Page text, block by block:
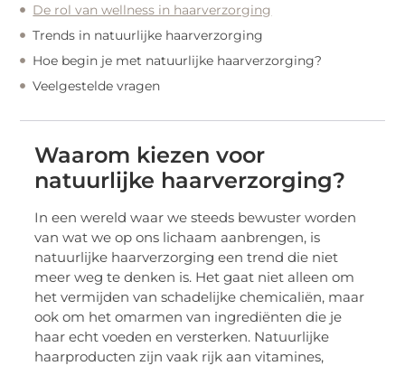
De rol van wellness in haarverzorging
Trends in natuurlijke haarverzorging
Hoe begin je met natuurlijke haarverzorging?
Veelgestelde vragen
Waarom kiezen voor
natuurlijke haarverzorging?
In een wereld waar we steeds bewuster worden
van wat we op ons lichaam aanbrengen, is
natuurlijke haarverzorging een trend die niet
meer weg te denken is. Het gaat niet alleen om
het vermijden van schadelijke chemicaliën, maar
ook om het omarmen van ingrediënten die je
haar echt voeden en versterken. Natuurlijke
haarproducten zijn vaak rijk aan vitamines,